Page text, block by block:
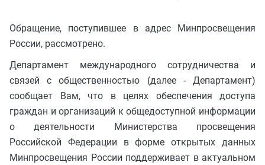
Обращение, поступившее в адрес Минпросвещения
России, рассмотрено.
Департамент международного сотрудничества и
связей с общественностью (далее - Департамент)
сообщает Вам, что в целях обеспечения доступа
граждан и организаций к общедоступной информации
о деятельности Министерства просвещения
Российской Федерации в форме открытых данных
Минпросвещения России поддерживает в актуальном